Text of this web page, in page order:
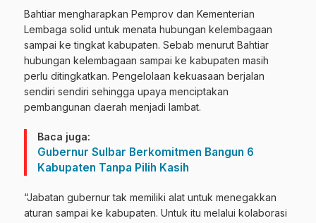
Bahtiar mengharapkan Pemprov dan Kementerian
Lembaga solid untuk menata hubungan kelembagaan
sampai ke tingkat kabupaten. Sebab menurut Bahtiar
hubungan kelembagaan sampai ke kabupaten masih
perlu ditingkatkan. Pengelolaan kekuasaan berjalan
sendiri sendiri sehingga upaya menciptakan
pembangunan daerah menjadi lambat.
Baca juga:
Gubernur Sulbar Berkomitmen Bangun 6
Kabupaten Tanpa Pilih Kasih
“Jabatan gubernur tak memiliki alat untuk menegakkan
aturan sampai ke kabupaten. Untuk itu melalui kolaborasi